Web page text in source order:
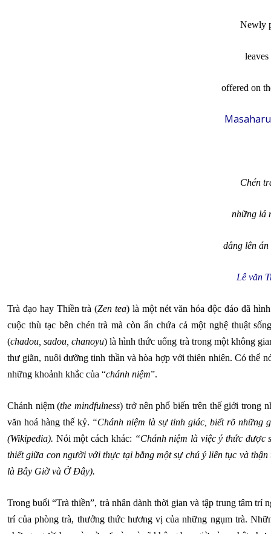
Newly
offered on
Chén
những lá
dâng lên
Lê văn
Trà đạo hay Thiền trà (Zen tea) là một nét văn hóa độc đáo đã
cuộc thù tạc bên chén trà mà còn ẩn chứa cả một nghệ thuật
(chadou, sadou, chanoyu) là hình thức uống trà trong một không
thư giãn, nuôi dưỡng tinh thần và hòa hợp với thiên nhiên. Có thể
những khoảnh khắc của “chánh niệm”.
Chánh niệm (the mindfulness) trở nên phổ biến trên thế giới trong
văn hoá hàng thế kỷ. “Chánh niệm là sự tỉnh giác, biết rõ những
(Wikipedia). Nói một cách khác: “Chánh niệm là việc ý thức được
thiết giữa con người với thực tại bằng một sự chú ý liên tục và
là Bây Giờ và Ở Đây).
Trong buổi “Trà thiền”, trà nhân dành thời gian và tập trung tâm
trí của phòng trà, thưởng thức hương vị của những ngụm trà.